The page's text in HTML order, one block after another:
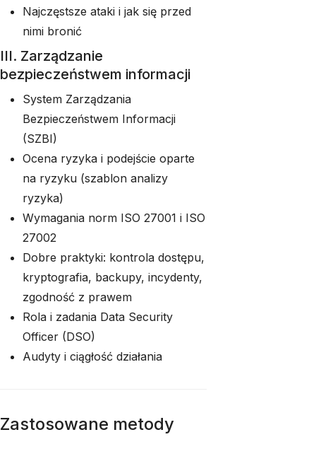
Najczęstsze ataki i jak się przed
nimi bronić
III. Zarządzanie
bezpieczeństwem informacji
System Zarządzania
Bezpieczeństwem Informacji
(SZBI)
Ocena ryzyka i podejście oparte
na ryzyku (szablon analizy
ryzyka)
Wymagania norm ISO 27001 i ISO
27002
Dobre praktyki: kontrola dostępu,
kryptografia, backupy, incydenty,
zgodność z prawem
Rola i zadania Data Security
Officer (DSO)
Audyty i ciągłość działania
Zastosowane metody